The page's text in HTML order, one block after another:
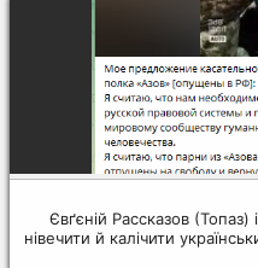
Євґєній Рассказов (Топаз)
нівечити й калічити